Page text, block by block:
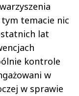
temacie nic
lat
kontrole
w
w sprawie